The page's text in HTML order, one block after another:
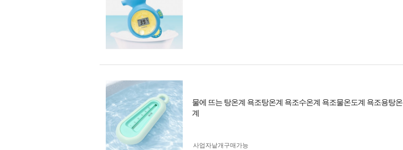
물에 뜨는 탕온계 욕조탕온계 욕조수온계 욕조물온도계 욕조용탕온
계
사업자 낱개구매가능